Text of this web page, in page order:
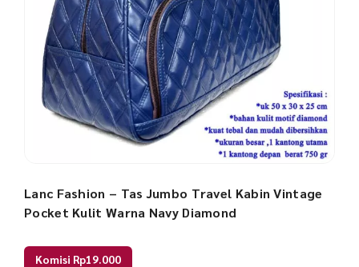
Lanc Fashion – Tas Jumbo Travel Kabin Vintage
Pocket Kulit Warna Navy Diamond
Komisi Rp19.000